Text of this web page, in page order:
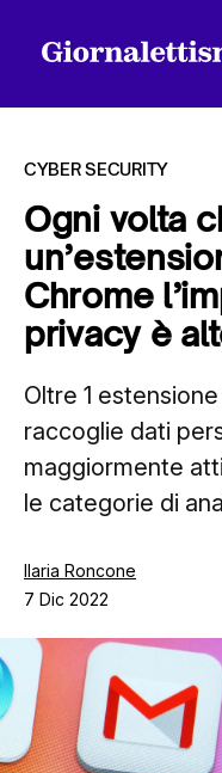
Tutti gli articoli
Chi siamo
Contatti
CYBER SECURITY
Ogni volta
Chrome
privacy è
Oltre 1
raccoglie dati
maggiormente
le categorie di
Ilaria Roncone
7 Dic 2022